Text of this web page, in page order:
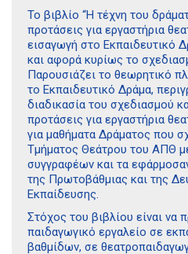
Το βιβλίο “Η τέχνη του
προτάσεις για εργαστήρια
εισαγωγή στο Εκπαιδευτικό
και αφορά κυρίως το
Παρουσιάζει το θεωρητικό
το Εκπαιδευτικό Δράμα,
διαδικασία του σχεδιασμού
προτάσεις για εργαστήρια
για μαθήματα Δράματος που
Τμήματος Θεάτρου του ΑΠΘ
συγγραφέων και τα
της Πρωτοβάθμιας και της
Εκπαίδευσης.
Στόχος του βιβλίου είναι να
παιδαγωγικό εργαλείο σε
βαθμίδων, σε